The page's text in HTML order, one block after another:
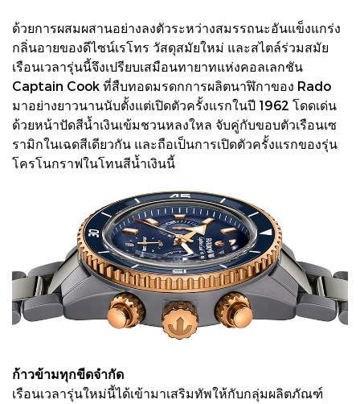
ด้วยการผสมผสานอย่างลงตัวระหว่างสมรรถนะอันแข็งแกร่ง
กลิ่นอายของดีไซน์เรโทร วัสดุสมัยใหม่ และสไตล์ร่วมสมัย
เรือนเวลารุ่นนี้จึงเปรียบเสมือนทายาทแห่งคอลเลกชัน
Captain Cook ที่สืบทอดมรดกการผลิตนาฬิกาของ Rado
มาอย่างยาวนานนับตั้งแต่เปิดตัวครั้งแรกในปี 1962 โดดเด่น
ด้วยหน้าปัดสีน้ำเงินเข้มชวนหลงใหล จับคู่กับขอบตัวเรือนเซ
รามิกในเฉดสีเดียวกัน และถือเป็นการเปิดตัวครั้งแรกของรุ่น
โครโนกราฟในโทนสีน้ำเงินนี้
ก้าวข้ามทุกขีดจำกัด
เรือนเวลารุ่นใหม่นี้ได้เข้ามาเสริมทัพให้กับกลุ่มผลิตภัณฑ์